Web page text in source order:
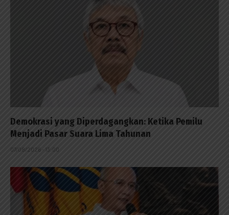
Demokrasi yang Diperdagangkan: Ketika Pemilu
Menjadi Pasar Suara Lima Tahunan
07/08/2026 - 13:00